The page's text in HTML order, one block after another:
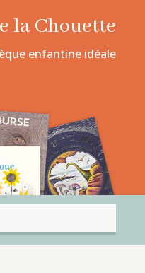
la Chouette
enfantine idéale